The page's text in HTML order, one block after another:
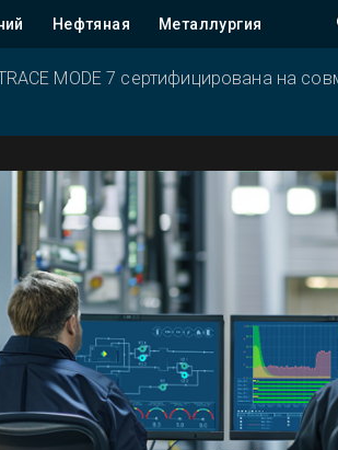
Нефтяная Металлургия
MODE 7 сертифицирована на